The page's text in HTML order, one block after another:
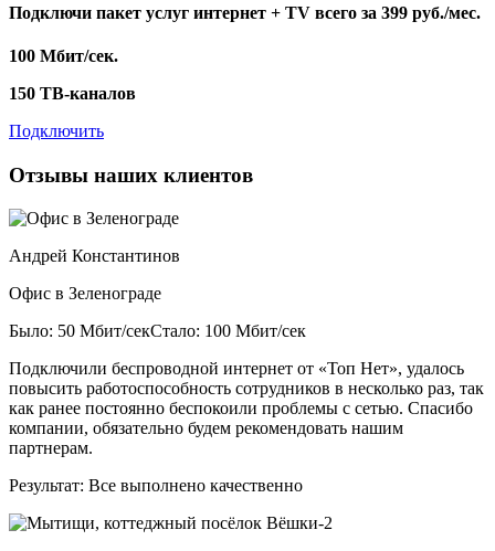
Подключи пакет услуг интернет + TV всего за 399 руб./мес.
100 Мбит/сек.
150 ТВ-каналов
Подключить
Отзывы наших клиентов
Андрей Константинов
Офис в Зеленограде
Было: 50 Мбит/секСтало: 100 Мбит/сек
Подключили беспроводной интернет от «Топ Нет», удалось
повысить работоспособность сотрудников в несколько раз, так
как ранее постоянно беспокоили проблемы с сетью. Спасибо
компании, обязательно будем рекомендовать нашим
партнерам.
Результат: Все выполнено качественно